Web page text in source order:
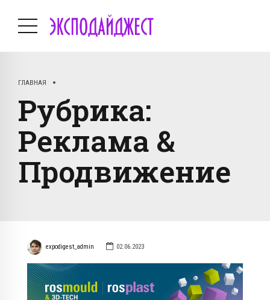
ГЛАВНАЯ
Рубрика:
Реклама &
Продвижение
expodigest_admin 02.06.2023